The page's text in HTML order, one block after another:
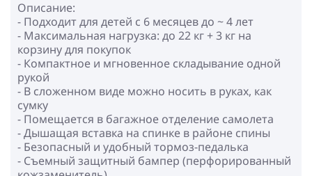
Описание:
- Подходит для детей с 6 месяцев до ~ 4 лет
- Максимальная нагрузка: до 22 кг + 3 кг на
корзину для покупок
- Компактное и мгновенное складывание одной
рукой
- В сложенном виде можно носить в руках, как
сумку
- Помещается в багажное отделение самолета
- Дышащая вставка на спинке в районе спины
- Безопасный и удобный тормоз-педалька
- Съемный защитный бампер (перфорированный